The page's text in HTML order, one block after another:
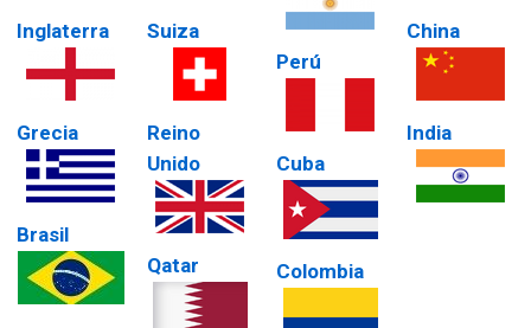
Inglaterra
Grecia
Brasil
Suiza
Reino
Unido
Qatar
Perú
Cuba
Colombia
China
India